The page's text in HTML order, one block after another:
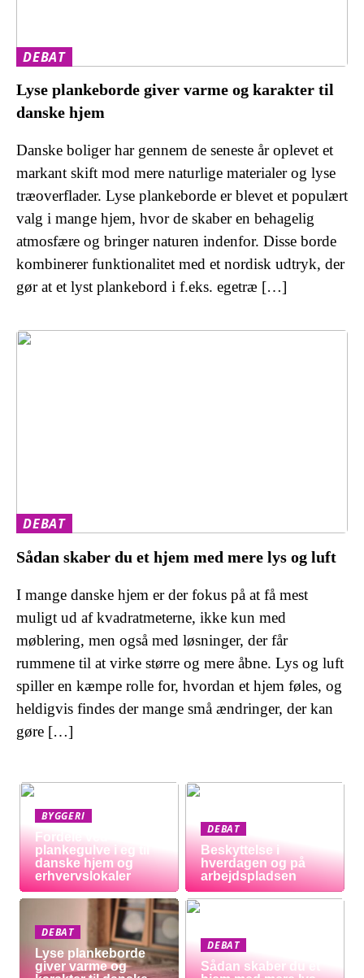
DEBAT
Lyse plankeborde giver varme og karakter til
danske hjem
Danske boliger har gennem de seneste år oplevet et
markant skift mod mere naturlige materialer og lyse
træoverflader. Lyse plankeborde er blevet et populært
valg i mange hjem, hvor de skaber en behagelig
atmosfære og bringer naturen indenfor. Disse borde
kombinerer funktionalitet med et nordisk udtryk, der
gør at et lyst plankebord i f.eks. egetræ […]
DEBAT
Sådan skaber du et hjem med mere lys og luft
I mange danske hjem er der fokus på at få mest
muligt ud af kvadratmeterne, ikke kun med
møblering, men også med løsninger, der får
rummene til at virke større og mere åbne. Lys og luft
spiller en kæmpe rolle for, hvordan et hjem føles, og
heldigvis findes der mange små ændringer, der kan
gøre […]
BYGGERI
Fordele ved
plankegulve i eg til
danske hjem og
erhvervslokaler
DEBAT
Beskyttelse i
hverdagen og på
arbejdspladsen
DEBAT
Lyse plankeborde
giver varme og
DEBAT
Sådan skaber du et